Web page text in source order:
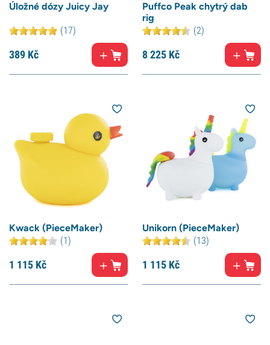
Úložné dózy Juicy Jay
(17)
389 Kč
Puffco Peak chytrý dab
rig
(2)
8 225 Kč
Kwack (PieceMaker)
(1)
1 115 Kč
Unikorn (PieceMaker)
(13)
1 115 Kč